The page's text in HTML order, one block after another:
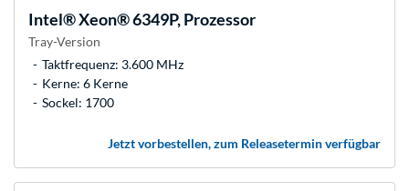
Intel®Xeon® 6349P, Prozessor
Tray-Version
Taktfrequenz: 3.600 MHz
Kerne: 6 Kerne
Sockel: 1700
Jetzt vorbestellen, zum Releasetermin verfügbar